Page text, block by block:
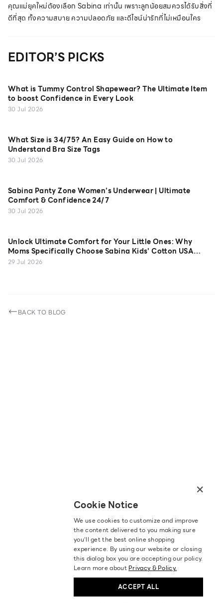
คุณแม่ยุคใหม่ต้องเลือก Sabina เท่านั้น เพราะลูกน้อยสมควรได้รับสิ่งที่
ดีที่สุด ทั้งความสบาย ความปลอดภัย และดีไซน์น่ารักที่ไม่เหมือนใคร
EDITOR’S PICKS
What is Tummy Control Shapewear? The Ultimate Item
to boost Confidence in Every Look
30 Jul 2026
What Size is 34/75? An Easy Guide on How to
Understand Bra Size Tags
30 Jul 2026
Sabina Panty Zone Women’s Underwear | Ultimate
Comfort & Confidence 24/7
30 Jul 2026
Unlock Ultimate Comfort for Your Little Ones: Why
Moms Specifically Choose Sabina Kids' Cotton USA
Camisoles
29 Jul 2026
BACK TO BLOG
×
Cookie Notice
We use cookies to customize and improve
the content delivered to you making sure
you‘ll get the best online shopping
experience. By using our website or closing
this dialog box you are accepting our policy.
Learn more about Privacy & Policy.
ACCEPT ALL